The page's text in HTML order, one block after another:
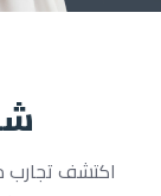
اكتشف تجارب